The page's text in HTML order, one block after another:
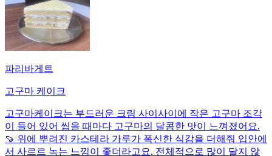
파리바게트
고구마 케이크
고구마케이크는 부드러운 크림 사이사이에 작은 고구마 조각
이 들어 있어 씹을 때마다 고구마의 달콤한 맛이 느껴졌어요.
🍠 위에 뿌려진 카스테라 가루가 폭신한 식감을 더해줘 입안에
서 사르르 녹는 느낌이 좋더라고요. 전체적으로 많이 달지 않